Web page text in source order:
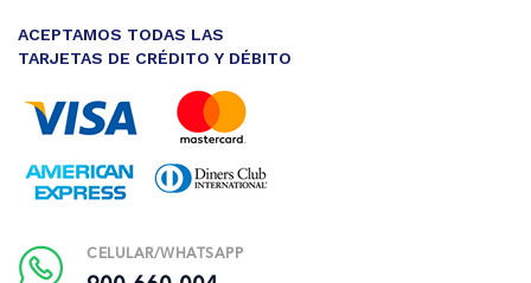
ACEPTAMOS TODAS LAS
TARJETAS DE CRÉDITO Y DÉBITO
CELULAR/WHATSAPP